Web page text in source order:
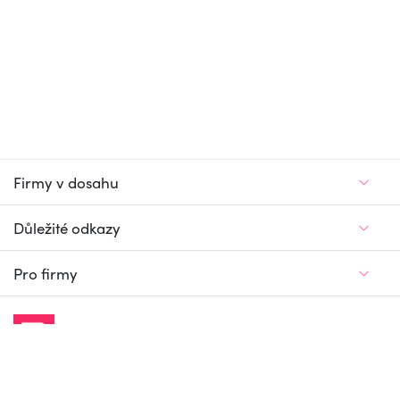
Firmy v dosahu
Důležité odkazy
Pro firmy